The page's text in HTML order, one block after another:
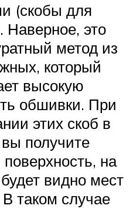
(скобы для
Наверное, это
метод из
который
высокую
обшивки. При
этих скоб в
вы получите
на
видно мест
таком случае